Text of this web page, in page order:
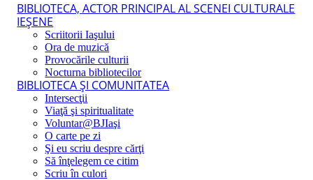
BIBLIOTECA, ACTOR PRINCIPAL AL SCENEI CULTURALE
IEŞENE
Scriitorii Iaşului
Ora de muzică
Provocările culturii
Nocturna bibliotecilor
BIBLIOTECA ŞI COMUNITATEA
Intersecţii
Viaţă şi spiritualitate
Voluntar@BJIaşi
O carte pe zi
Şi eu scriu despre cărţi
Să înţelegem ce citim
Scriu în culori